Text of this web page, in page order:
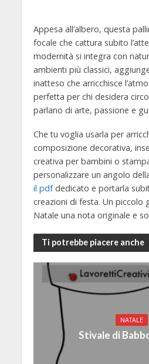
Appesa all’albero, questa
focale che cattura subito
modernità si integra con
ambienti più classici,
inatteso che arricchisce
perfetta per chi desidera
parlano di arte, passione e
Che tu voglia usarla per
composizione decorativa,
creativa per bambini o
personalizzare un angolo
il pdfdedicato e portarla
creazioni di festa. Un piccolo
Natale una nota originale e
Ti potrebbe piacere anche
NATALE
Stivale di